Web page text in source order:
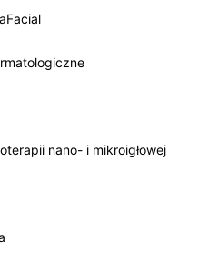
nano- i mikroigłowej